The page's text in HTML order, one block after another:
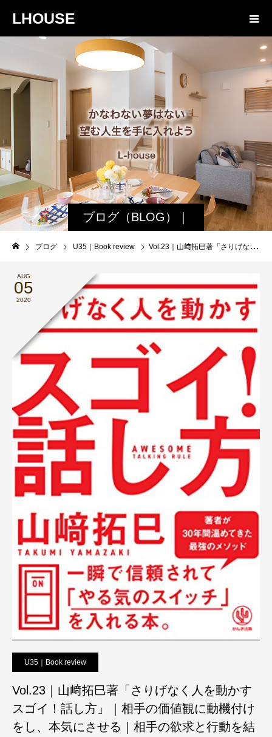
LHOUSE
ブログ（BLOG）｜
諏訪・松本の工務店
ブログ U35｜Book review Vol.23｜山﨑拓巳著「さりげなく人を動かす スゴイ！話し方」｜相手の価値観に動機付けをし、本気にさせる｜相手の欲求と行動を結びつける
AUG
05
2020
U35｜Book review
Vol.23｜山﨑拓巳著「さりげなく人を動かす
スゴイ！話し方」｜相手の価値観に動機付け
をし、本気にさせる｜相手の欲求と行動を結